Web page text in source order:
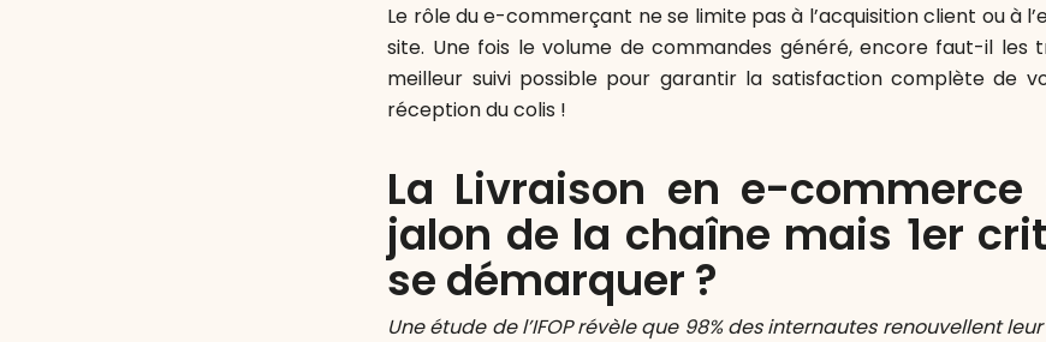
Le rôle du e-commerçant ne se limite pas à l’acquisition client ou à
site. Une fois le volume de commandes généré, encore faut-il les
meilleur suivi possible pour garantir la satisfaction complète de
réception du colis !
La Livraison en e-commerce
jalon de la chaîne mais 1er
se démarquer ?
Une étude de l’IFOP révèle que 98% des internautes renouvellent